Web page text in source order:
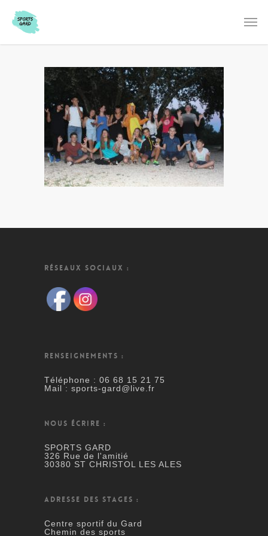
RÉSEAUX SOCIAUX :
RENSEIGNEMENTS :
Téléphone : 06 68 15 21 75
Mail : sports-gard@live.fr
NOUS ÉCRIRE :
SPORTS GARD
326 Rue de l'amitié
30380 ST CHRISTOL LES ALES
ADRESSE DES STAGES :
Centre sportif du Gard
Chemin des sports